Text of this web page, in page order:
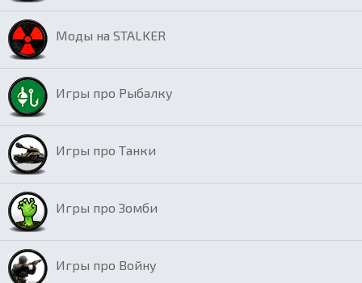
Моды на STALKER
Игры про Рыбалку
Игры про Танки
Игры про Зомби
Игры про Войну